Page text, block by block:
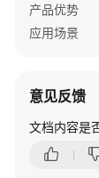
门
指
南
使
产品优势
应用场景
意见反馈
文档内容是